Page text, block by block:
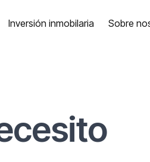
Inversión inmobilaria Sobre